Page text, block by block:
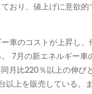
おり、値上げに意欲的
車のコストが上昇し、
7月の新エネルギー車
月比220％以上の伸び
以上を販売している。